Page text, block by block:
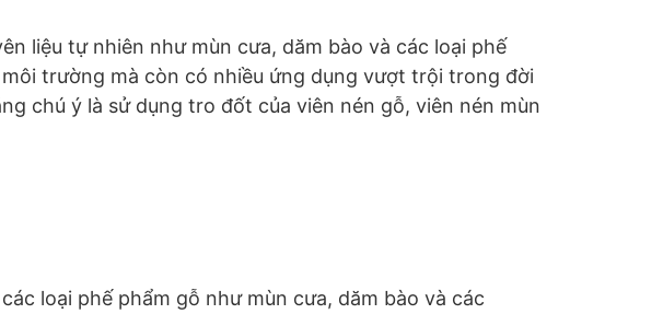
liệu tự nhiên như mùn cưa, dăm bào và các loại phế
trường mà còn có nhiều ứng dụng vượt trội trong đời
chú ý là sử dụng tro đốt của viên nén gỗ, viên nén mùn
loại phế phẩm gỗ như mùn cưa, dăm bào và các